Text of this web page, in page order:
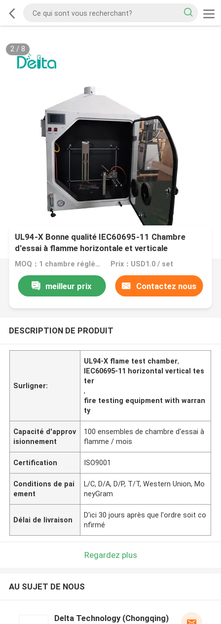
2/ 8
UL94-X Bonne qualité IEC60695-11 Chambre
d'essai à flamme horizontale et verticale
MOQ：1 chambre réglée d'essai de flamme Prix：USD1.0 / set
meilleur prix Contactez nous
DESCRIPTION DE PRODUIT
Surligner:
UL94-X flame test chamber,
IEC60695-11 horizontal vertical tes
ter
,
fire testing equipment with warran
ty
Capacité d'approv
isionnement
100 ensembles de chambre d'essai à
flamme / mois
Certification ISO9001
Conditions de pai
ement
L/C, D/A, D/P, T/T, Western Union, Mo
neyGram
Délai de livraison
D'ici 30 jours après que l'ordre soit co
nfirmé
Regardez plus
AU SUJET DE NOUS
Delta Technology (Chongqing)